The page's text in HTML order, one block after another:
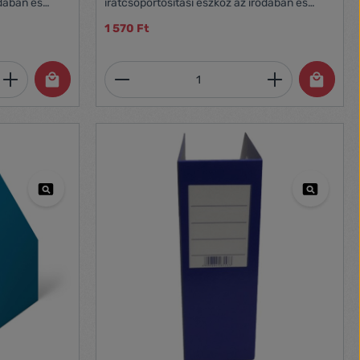
vagy használja a gombokat a
és
Adja meg a kívánt mennyiséget, vagy
iratcsoportosítási eszköz az irodában és
1 570 Ft
Termékmennyiség: Adja